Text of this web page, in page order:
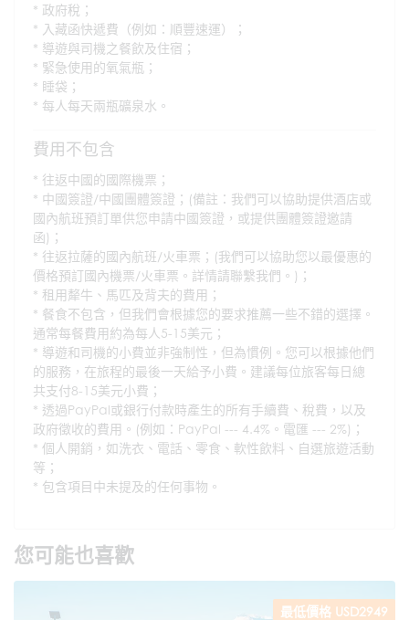
政府稅；
入藏函快遞費（例如：順豐速運）；
導遊與司機之餐飲及住宿；
緊急使用的氧氣瓶；
睡袋；
每人每天兩瓶礦泉水。
費用不包含
往返中國的國際機票；
中國簽證/中國團體簽證；(備註：我們可以協助提供酒店或
國內航班預訂單供您申請中國簽證，或提供團體簽證邀請
函)；
往返拉薩的國內航班/火車票；(我們可以協助您以最優惠的
價格預訂國內機票/火車票。詳情請聯繫我們。)；
租用犛牛、馬匹及背夫的費用；
餐食不包含，但我們會根據您的要求推薦一些不錯的選擇。
通常每餐費用約為每人5-15美元；
導遊和司機的小費並非強制性，但為慣例。您可以根據他們
的服務，在旅程的最後一天給予小費。建議每位旅客每日總
共支付8-15美元小費；
透過PayPal或銀行付款時產生的所有手續費、稅費，以及
政府徵收的費用。(例如：PayPal --- 4.4%。電匯 --- 2%)；
個人開銷，如洗衣、電話、零食、軟性飲料、自選旅遊活動
等；
包含項目中未提及的任何事物。
您可能也喜歡
最低價格 USD2949